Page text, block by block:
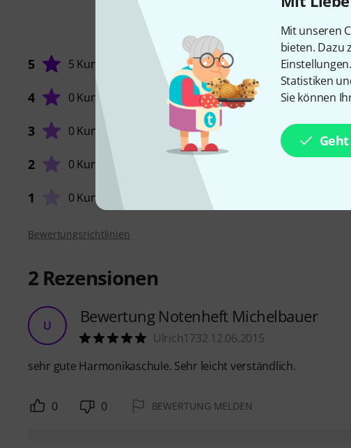
Mit unseren
bieten. Dazu
Statistiken
Sie können
5
5 5 Kunden
4 0 Kunden
3 0 Kunden
2 0 Kunden
1 0 Kunden
KOMPETENZ
Bewertungsrichtlinien
2 Rezensionen
U Bewertung Notenheft Michelbauer
Ulrich1732 12.06.2015
sehr gute Harmonikaschule. Sehr leicht verständlich.
0 0 BEWERTUNG MELDEN